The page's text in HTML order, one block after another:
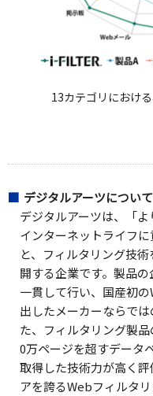
13カテゴリにおけ
デジタルアーツについて
デジタルアーツは、「
インターネットライフ
と、フィルタリング技
開する企業です。製品
一貫して行い、国産初
出したメーカーならで
た、フィルタリング製
0万ページを超すデータ
取得した技術力が高く
アを誇るWebフィルタ